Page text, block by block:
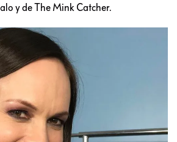
y de The Mink Catcher.